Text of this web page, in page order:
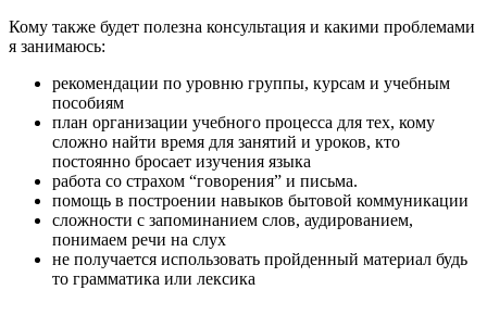
Кому также будет полезна консультация и какими проблемами
я занимаюсь:
рекомендации по уровню группы, курсам и учебным
пособиям
план организации учебного процесса для тех, кому
сложно найти время для занятий и уроков, кто
постоянно бросает изучения языка
работа со страхом “говорения” и письма.
помощь в построении навыков бытовой коммуникации
сложности с запоминанием слов, аудированием,
понимаем речи на слух
не получается использовать пройденный материал будь
то грамматика или лексика